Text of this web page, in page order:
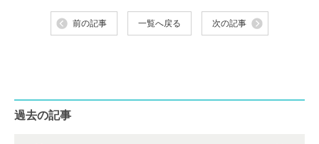
前の記事 一覧へ戻る 次の記事
過去の記事